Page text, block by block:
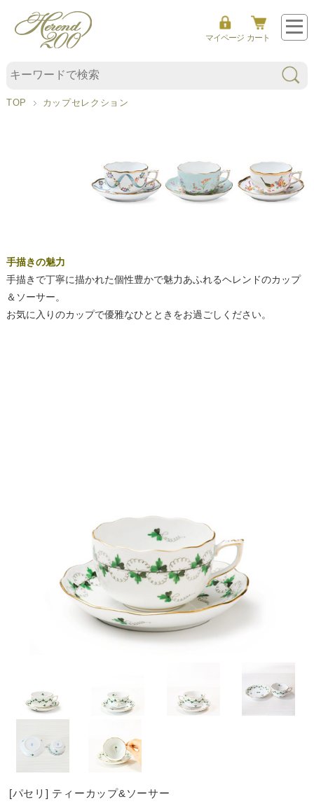
マイページ カート
TOP カップセレクション
プ
セ
手描きの魅力
手描きで丁寧に描かれた個性豊かで魅力あふれるヘレンドのカップ
＆ソーサー。
お気に入りのカップで優雅なひとときをお過ごしください。
[パセリ] ティーカップ&ソーサー